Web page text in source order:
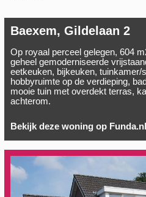
Baexem, Gildelaan 2
Op royaal perceel gelegen, 604
geheel gemoderniseerde
eetkeuken, bijkeuken, tuinkamer/
hobbyruimte op de verdieping,
mooie tuin met overdekt terras,
achterom.
Bekijk deze woning op Funda.nl